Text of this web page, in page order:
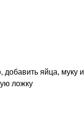
добавить яйца, муку и
ложку